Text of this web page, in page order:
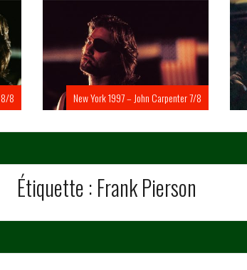
New York 1997 – John Carpenter 7/8
Étiquette : Frank Pierson